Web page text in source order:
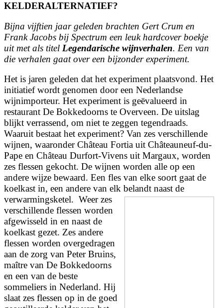
KELDERALTERNATIEF?
Bijna vijftien jaar geleden brachten Gert Crum en
Frank Jacobs bij Spectrum een leuk hardcover boekje
uit met als titel Legendarische wijnverhalen. Een van
die verhalen gaat over een bijzonder experiment.
Het is jaren geleden dat het experiment plaatsvond. Het
initiatief wordt genomen door een Nederlandse
wijnimporteur. Het experiment is geëvalueerd in
restaurant De Bokkedoorns te Overveen. De uitslag
blijkt verrassend, om niet te zeggen tegendraads.
Waaruit bestaat het experiment? Van zes verschillende
wijnen, waaronder Château Fortia uit Châteauneuf-du-
Pape en Château Durfort-Vivens uit Margaux, worden
zes flessen gekocht. De wijnen worden alle op een
andere wijze bewaard. Een fles van elke soort gaat de
koelkast in, een andere van elk belandt naast de
verwarmingsketel. Weer zes
verschillende flessen worden
afgewisseld in en naast de
koelkast gezet. Zes andere
flessen worden overgedragen
aan de zorg van Peter Bruins,
maître van De Bokkedoorns
en een van de beste
sommeliers in Nederland. Hij
slaat zes flessen op in de goed